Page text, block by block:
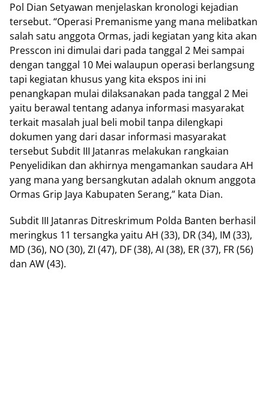
Pol Dian Setyawan menjelaskan kronologi kejadian
tersebut. “Operasi Premanisme yang mana melibatkan
salah satu anggota Ormas, jadi kegiatan yang kita akan
Presscon ini dimulai dari pada tanggal 2 Mei sampai
dengan tanggal 10 Mei walaupun operasi berlangsung
tapi kegiatan khusus yang kita ekspos ini ini
penangkapan mulai dilaksanakan pada tanggal 2 Mei
yaitu berawal tentang adanya informasi masyarakat
terkait masalah jual beli mobil tanpa dilengkapi
dokumen yang dari dasar informasi masyarakat
tersebut Subdit III Jatanras melakukan rangkaian
Penyelidikan dan akhirnya mengamankan saudara AH
yang mana yang bersangkutan adalah oknum anggota
Ormas Grip Jaya Kabupaten Serang,” kata Dian.
Subdit III Jatanras Ditreskrimum Polda Banten berhasil
meringkus 11 tersangka yaitu AH (33), DR (34), IM (33),
MD (36), NO (30), ZI (47), DF (38), AI (38), ER (37), FR (56)
dan AW (43).